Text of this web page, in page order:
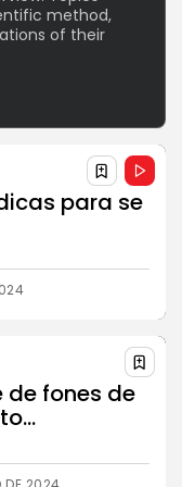
2024:
method,
of their
para se
de fones de